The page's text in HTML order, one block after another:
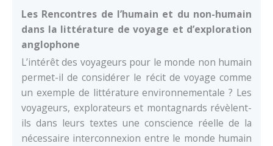
voyage
et
d’exploration
anglophone
Les Rencontres de l’humain et du non-humain
dans la littérature de voyage et d’exploration
anglophone
L’intérêt des voyageurs pour le monde non humain
permet-il de considérer le récit de voyage comme
un exemple de littérature environnementale ? Les
voyageurs, explorateurs et montagnards révèlent-
ils dans leurs textes une conscience réelle de la
nécessaire interconnexion entre le monde humain